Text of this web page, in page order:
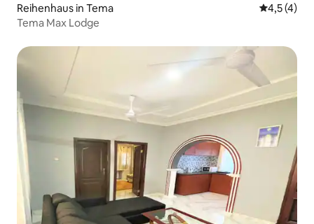
Reihenhaus in Tema
4,5 (4)
Tema Max Lodge